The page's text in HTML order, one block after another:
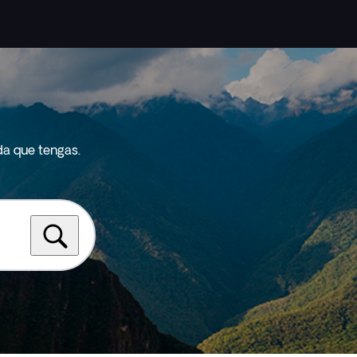
que tengas.